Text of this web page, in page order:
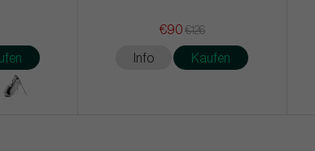
€90 €126
Info Kaufen